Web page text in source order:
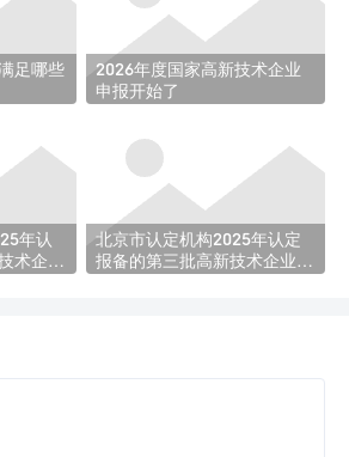
足哪些
2026年度国家高新技术企业
申报开始了
年认
术企业
北京市认定机构2025年认定
报备的第三批高新技术企业进